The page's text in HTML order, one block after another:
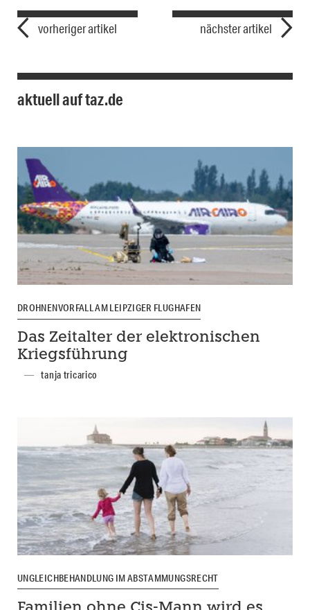
vorheriger artikel nächster artikel
aktuell auf taz.de
DROHNENVORFALL AM LEIPZIGER FLUGHAFEN
Das Zeitalter der elektronischen
Kriegsführung
tanja tricarico
UNGLEICHBEHANDLUNG IM ABSTAMMUNGSRECHT